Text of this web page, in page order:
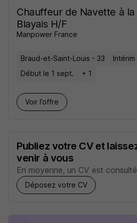
Chauffeur de Navette à
Blayais H/F
Manpower France
Braud-et-Saint-Louis - 33 Intérim
Début le 1 sept.
+ 1
Voir l’offre
Publiez votre CV et
venir à vous
En moyenne, un CV est
Déposez votre CV